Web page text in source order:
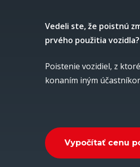
Vedeli ste, že poistnú
prvého použitia vozidla?
Poistenie vozidiel, z
konaním iným
Vypočítať cenu p